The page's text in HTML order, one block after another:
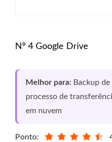
Nº 4 Google Drive
Melhor para: Backup
processo de
em nuvem
Ponto: